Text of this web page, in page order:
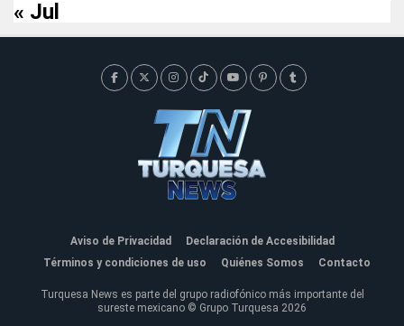
« Jul
Aviso de Privacidad
Declaración de Accesibilidad
Términos y condiciones de uso
Quiénes Somos Contacto
Turquesa News es parte del grupo radiofónico más importante del
sureste mexicano © Grupo Turquesa 2026